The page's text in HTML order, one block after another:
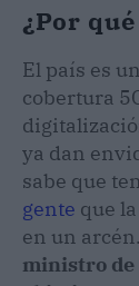
¿Por
El país es
cobertura
ya dan
sabe que
gente que
en un
ministro de